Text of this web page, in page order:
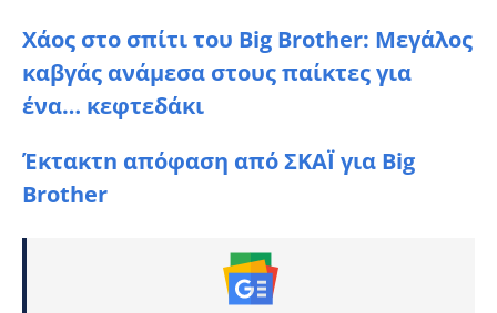
Χάoς στο σπίτι του Big Brother: Μεγάλος
καβγάς ανάμεσα στους παίκτες για
ένα… κεφτεδάκι
Έκτακτn απόφαση από ΣΚΑΪ για Big
Brother